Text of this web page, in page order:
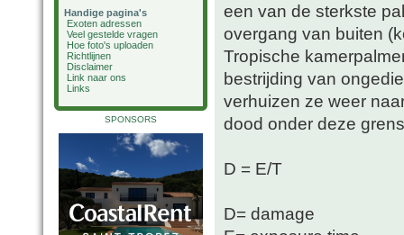
Handige pagina's
Exoten adressen
Veel gestelde vragen
Hoe foto's uploaden
Richtlijnen
Disclaimer
Link naar ons
Links
SPONSORS
een van de sterkste
overgang van buiten
Tropische
bestrijding van
verhuizen ze weer
dood onder deze
D = E/T
D= damage